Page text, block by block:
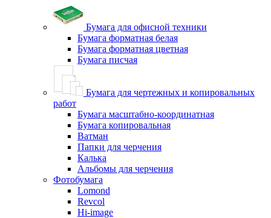
Бумага для офисной техники
Бумага форматная белая
Бумага форматная цветная
Бумага писчая
Бумага для чертежных и копировальных
работ
Бумага масштабно-координатная
Бумага копировальная
Ватман
Папки для черчения
Калька
Альбомы для черчения
Фотобумага
Lomond
Revcol
Hi-image